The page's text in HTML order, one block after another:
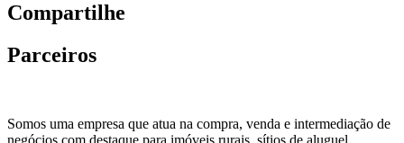
Compartilhe
Parceiros
Somos uma empresa que atua na compra, venda e intermediação de
negócios com destaque para imóveis rurais, sítios de aluguel,